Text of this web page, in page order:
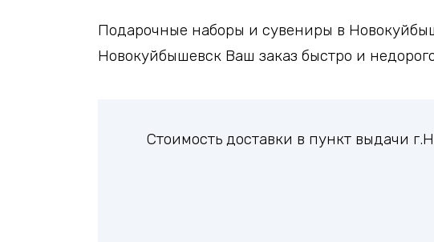
Подарочные наборы и сувениры в
Новокуйбышевск Ваш заказ быстро и
Стоимость доставки в пункт выдачи